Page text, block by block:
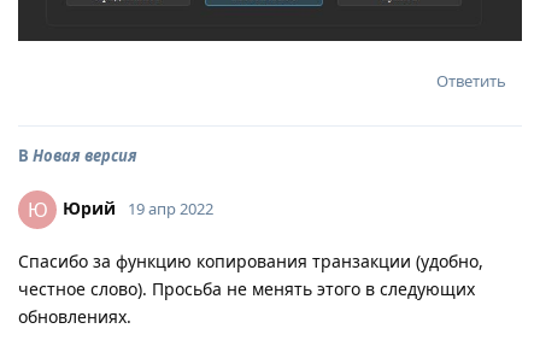
Ответить
В Новая версия
Ю Юрий 19 апр 2022
Спасибо за функцию копирования транзакции (удобно,
честное слово). Просьба не менять этого в следующих
обновлениях.